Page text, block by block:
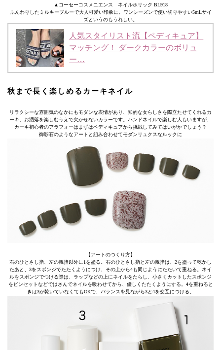
▲コーセーコスメニエンス ネイルホリック BL918
ふんわりしたミルキーブルーで大人可愛い印象に。ワンシーズンで使い切りやすい5mLサイ
ズというのもうれしい。
人気スタイリスト流【ペディキュア】
マッチング！ ダークカラーのボリュ
ー…
秋まで長く楽しめるカーキネイル
リラクシーな雰囲気のなかにもモダンな表情があり、知的な女らしさを際立たせてくれるカ
ーキ。お洒落を楽しむうえで欠かせないカラーです。ハンドネイルで楽しむ人もいますが、
カーキ初心者のアラフォーはまずはペディキュアから挑戦してみてはいがかでしょう？
御影石のようなアートと組み合わせてモダンリュクスなルックに
【アートのつくり方】
右のひとさし指、左の親指以外に1を塗る。右のひとさし指と左の親指は、2を塗って乾かし
たあと、3をスポンジでたたくようにつけ、その上から4も同じようにたたいて重ねる。ネイ
ルをスポンジでつける際は、ラップなどの上にネイルをたらし、小さくカットしたスポンジ
をピンセットなどではさんでネイルを吸わせてから、優しくたたくようにする。4を重ねると
きは3が乾いていなくてもOKで、バランスを見ながら3と4を交互につける。